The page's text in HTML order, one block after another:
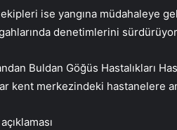
ise yangına müdahaleye
denetimlerini
Buldan Göğüs Hastalıkları
kent merkezindeki hastanelere